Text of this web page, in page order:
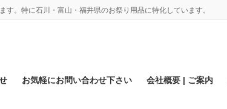
特に石川・富山・福井県のお祭り用品に特化しています。
お気軽にお問い合わせ下さい 会社概要 | ご案内